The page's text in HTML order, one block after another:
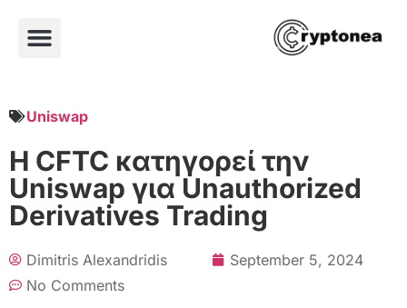
Uniswap
Η CFTC κατηγορεί την
Uniswap για Unauthorized
Derivatives Trading
Dimitris Alexandridis
September 5, 2024
No Comments